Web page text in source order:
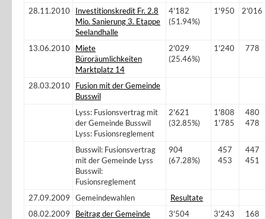
28.11.2010
Investitionskredit Fr. 2.8
Mio. Sanierung 3. Etappe
Seelandhalle
4'182
(51.94%)
1'950 2'016
13.06.2010
Miete
Büroräumlichkeiten
Marktplatz 14
2'029
(25.46%)
1'240 778
28.03.2010
Fusion mit der Gemeinde
Busswil
Lyss: Fusionsvertrag mit
der Gemeinde Busswil
Lyss: Fusionsreglement
2'621
(32.85%)
1'808
1'785
480
478
Busswil: Fusionsvertrag
mit der Gemeinde Lyss
Busswil:
Fusionsreglement
904
(67.28%)
457
453
447
451
27.09.2009 Gemeindewahlen
Resultate
08.02.2009
Beitrag der Gemeinde
3'504
3'243 168